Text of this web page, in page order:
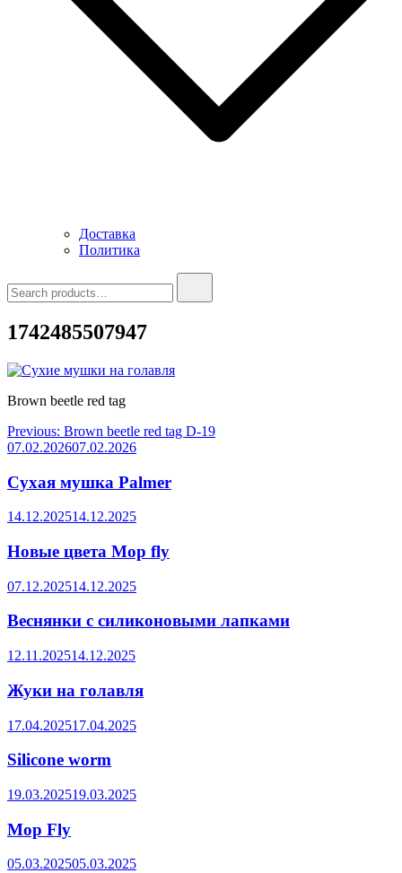
Доставка
Политика
for:
1742485507947
Brown beetle red tag
Навигация
по
записям
Previous: Brown beetle red tag D-19
07.02.202607.02.2026
Сухая мушка Palmer
14.12.202514.12.2025
Новые цвета Mop fly
07.12.202514.12.2025
Веснянки с силиконовыми лапками
12.11.202514.12.2025
Жуки на голавля
17.04.202517.04.2025
Silicone worm
19.03.202519.03.2025
Mop Fly
05.03.202505.03.2025